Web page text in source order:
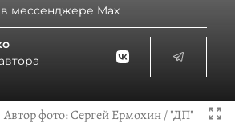
мессенджере Max
Автор фото:Сергей Ермохин / "ДП"